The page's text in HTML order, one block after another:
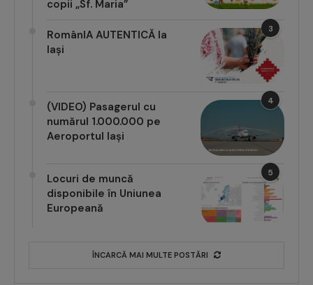
copii „Sf. Maria”
3
RomânIA AUTENTICĂ la
Iași
4
(VIDEO) Pasagerul cu
numărul 1.000.000 pe
Aeroportul Iași
5
Locuri de muncă
disponibile în Uniunea
Europeană
ÎNCARCĂ MAI MULTE POSTĂRI